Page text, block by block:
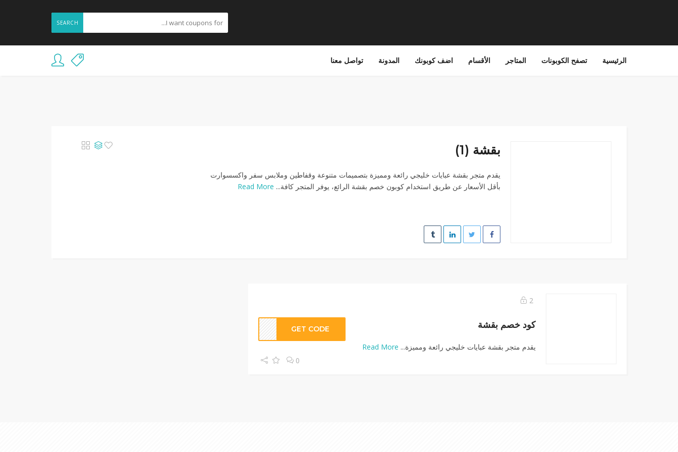
SEARCH
تواصل معنا المدونة اضف كوبونك الأقسام المتاجر تصفح الكوبونات الرئيسية
بقشة (1)
يقدم متجر بقشة عبايات خليجي رائعة ومميزة بتصميمات متنوعة وقفاطين وملابس سفر واكسسوارت
بأقل الأسعار عن طريق استخدام كوبون خصم بقشة الرائع، يوفر المتجر كافة... Read More
2
كود خصم بقشة
يقدم متجر بقشة عبايات خليجي رائعة ومميزة... Read More
GET CODE
0